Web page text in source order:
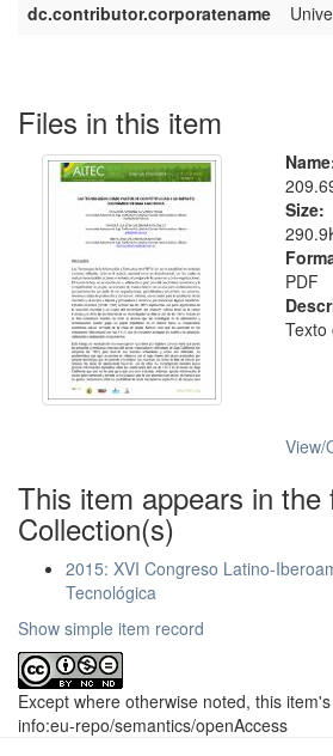
dc.contributor.corporatename
Files in this item
Size:
PDF
Texto
View/
This item appears in the
Collection(s)
2015: XVI Congreso Latino-
Tecnológica
Show simple item record
Except where otherwise noted, this
info:eu-repo/semantics/openAccess